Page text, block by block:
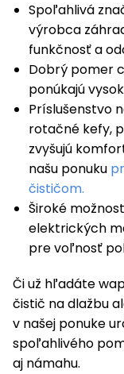
Spoľahlivá
výrobca
funkčnosť a
Dobrý pomer
ponúkajú
Príslušenstvo
rotačné kefy,
zvyšujú
našu ponuku
čističom.
Široké
elektrických
pre voľnosť
Či už hľadáte
čistič na dlažbu
v našej ponuke
spoľahlivého
aj námahu.